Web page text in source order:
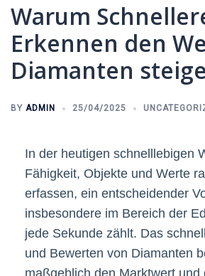
Warum
Erkennen den
Diamanten
BY ADMIN 25/04/2025
In der heutigen schnelllebigen
Fähigkeit, Objekte und Werte
erfassen, ein entscheidender
insbesondere im Bereich der
jede Sekunde zählt. Das
und Bewerten von Diamanten
maßgeblich den Marktwert und